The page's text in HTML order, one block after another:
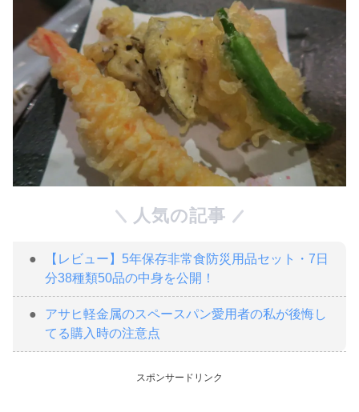
人気の記事
【レビュー】5年保存非常食防災用品セット・7日
分38種類50品の中身を公開！
アサヒ軽金属のスペースパン愛用者の私が後悔し
てる購入時の注意点
スポンサードリンク